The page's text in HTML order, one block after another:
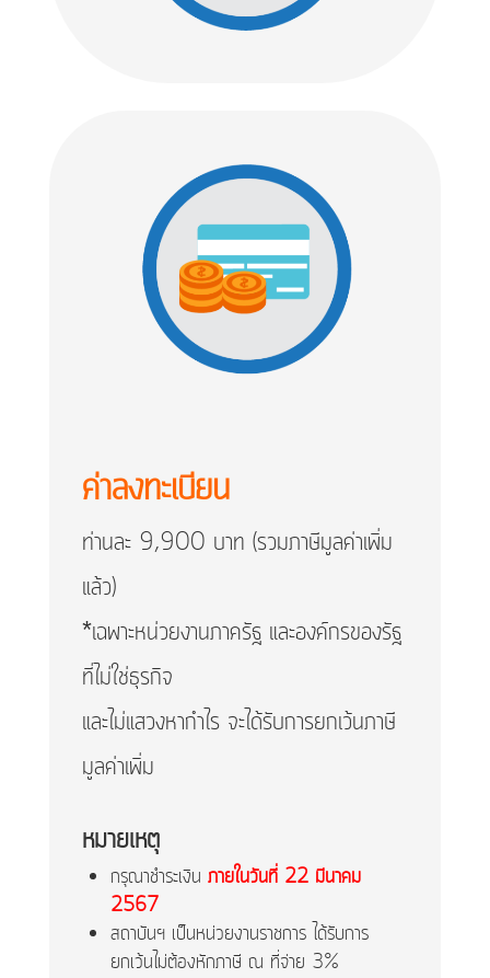
ค่าลงทะเบียน
ท่านละ 9,900 บาท (รวมภาษีมูลค่าเพิ่ม
แล้ว)
*เฉพาะหน่วยงานภาครัฐ และองค์กรของรัฐ
ที่ไม่ใช่ธุรกิจ
และไม่แสวงหากำไร จะได้รับการยกเว้นภาษี
มูลค่าเพิ่ม
หมายเหตุ
กรุณาชำระเงิน ภายในวันที่ 22 มีนาคม
2567
สถาบันฯ เป็นหน่วยงานราชการ ได้รับการ
ยกเว้นไม่ต้องหักภาษี ณ ที่จ่าย 3%